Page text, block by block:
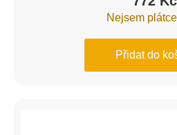
Nejsem
Přidat do